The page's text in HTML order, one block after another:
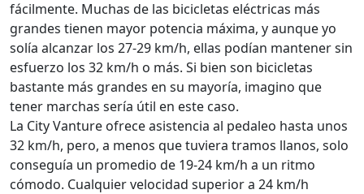
fácilmente. Muchas de las bicicletas eléctricas más
grandes tienen mayor potencia máxima, y aunque yo
solía alcanzar los 27-29 km/h, ellas podían mantener sin
esfuerzo los 32 km/h o más. Si bien son bicicletas
bastante más grandes en su mayoría, imagino que
tener marchas sería útil en este caso.
La City Vanture ofrece asistencia al pedaleo hasta unos
32 km/h, pero, a menos que tuviera tramos llanos, solo
conseguía un promedio de 19-24 km/h a un ritmo
cómodo. Cualquier velocidad superior a 24 km/h